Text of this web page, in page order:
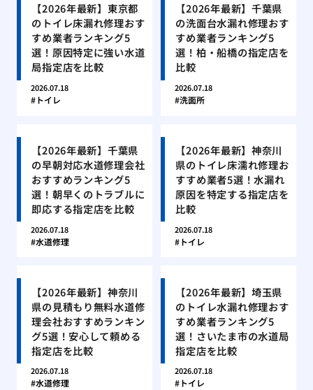
【2026年最新】東京都
のトイレ床漏れ修理おす
すめ業者ランキング5
選！原因特定に強い水道
局指定店を比較
2026.07.18
トイレ
【2026年最新】千葉県
の洗面台水漏れ修理おす
すめ業者ランキング5
選！柏・船橋の指定店を
比較
2026.07.18
洗面所
【2026年最新】千葉県
の早朝対応水道修理会社
おすすめランキング5
選！朝早くのトラブルに
即応する指定店を比較
2026.07.18
水道修理
【2026年最新】神奈川
県のトイレ床濡れ修理お
すすめ業者5選！水漏れ
原因を特定する指定店を
比較
2026.07.18
トイレ
【2026年最新】神奈川
県の見積もり無料水道修
理会社おすすめランキン
グ5選！安心して頼める
指定店を比較
2026.07.18
水道修理
【2026年最新】埼玉県
のトイレ水漏れ修理おす
すめ業者ランキング5
選！さいたま市の水道局
指定店を比較
2026.07.18
トイレ